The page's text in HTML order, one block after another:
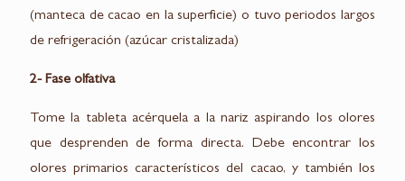
(manteca de cacao en la superficie) o tuvo periodos largos
de refrigeración (azúcar cristalizada)
2- Fase olfativa
Tome la tableta acérquela a la nariz aspirando los olores
que desprenden de forma directa. Debe encontrar los
olores primarios característicos del cacao, y también los